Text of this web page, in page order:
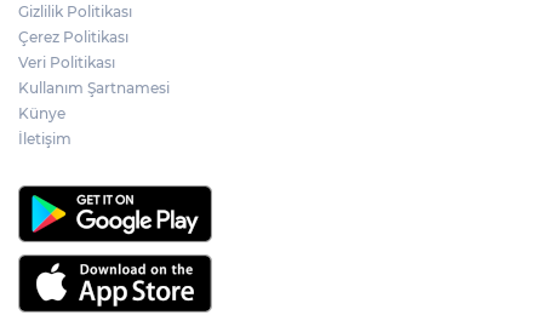
Gizlilik Politikası
Çerez Politikası
Veri Politikası
Kullanım Şartnamesi
Künye
İletişim